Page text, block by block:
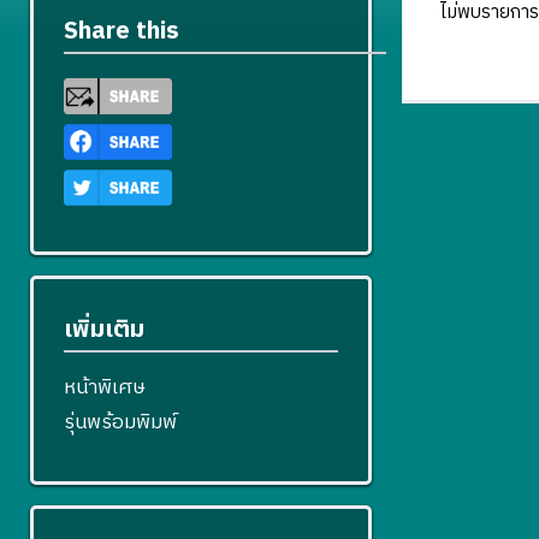
ไม่พบรายกา
Share this
เพิ่มเติม
หน้าพิเศษ
รุ่นพร้อมพิมพ์